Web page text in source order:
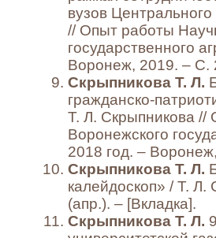
вузов
// Опыт работы
государственного
Воронеж, 2019. – С.
Скрыпникова Т. Л.
гражданско-
Т. Л. Скрыпникова //
Воронежского
2018 год. –
Скрыпникова Т. Л.
калейдоскоп» / Т.
(апр.). – [Вкладка].
Скрыпникова Т. Л.